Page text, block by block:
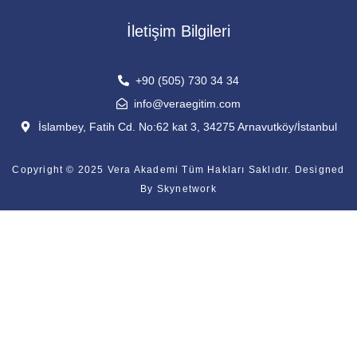
İletişim Bilgileri
+90 (505) 730 34 34
info@veraegitim.com
İslambey, Fatih Cd. No:62 kat 3, 34275 Arnavutköy/İstanbul
Copyright © 2025 Vera Akademi Tüm Hakları Saklıdır. Designed
By Skynetwork